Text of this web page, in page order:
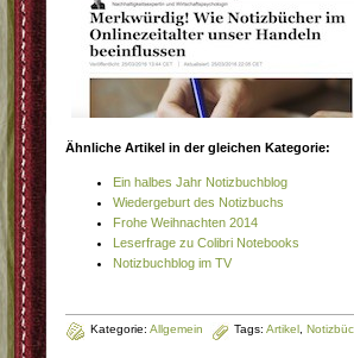
Ähnliche Artikel in der gleichen Kategorie:
Ein halbes Jahr Notizbuchblog
Wiedergeburt des Notizbuchs
Frohe Weihnachten 2014
Leserfrage zu Colibri Notebooks
Notizbuchblog im TV
Kategorie: Allgemein Tags: Artikel